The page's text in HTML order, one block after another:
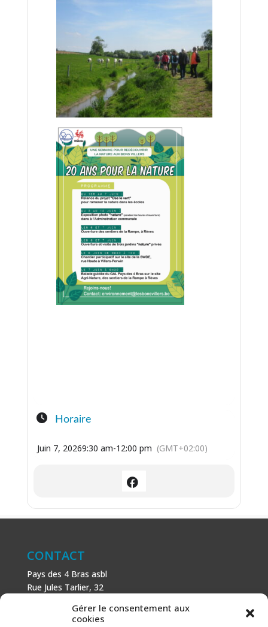
Gérer le consentement aux
cookies
Horaire
Juin 7, 20269:30 am-12:00 pm (GMT+02:00)
CONTACT
Pays des 4 Bras asbl
Rue Jules Tarlier, 32
+32 (0)71 81 81 29